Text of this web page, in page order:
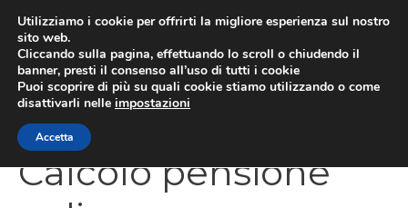
contenuto
Calcolo pensione
Utilizziamo i cookie per offrirti la migliore esperienza sul nostro
sito web.
Cliccando sulla pagina, effettuando lo scroll o chiudendo il
banner, presti il consenso all’uso di tutti i cookie
Puoi scoprire di più su quali cookie stiamo utilizzando o come
disattivarli nelle impostazioni
Accetta